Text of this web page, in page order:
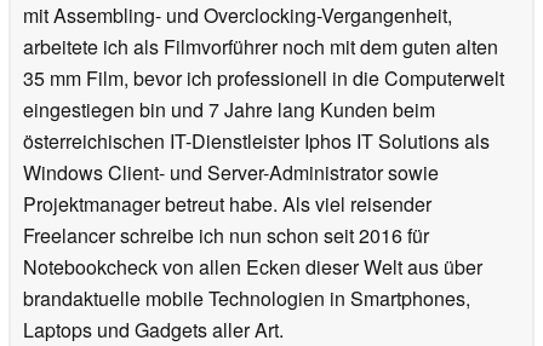
mit Assembling- und Overclocking-Vergangenheit,
arbeitete ich als Filmvorführer noch mit dem guten alten
35 mm Film, bevor ich professionell in die Computerwelt
eingestiegen bin und 7 Jahre lang Kunden beim
österreichischen IT-Dienstleister Iphos IT Solutions als
Windows Client- und Server-Administrator sowie
Projektmanager betreut habe. Als viel reisender
Freelancer schreibe ich nun schon seit 2016 für
Notebookcheck von allen Ecken dieser Welt aus über
brandaktuelle mobile Technologien in Smartphones,
Laptops und Gadgets aller Art.